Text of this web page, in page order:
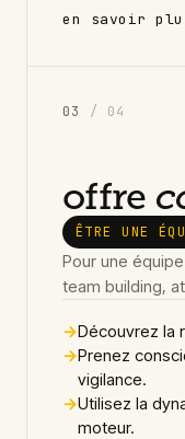
en savoir
03 / 04
offre
ÊTRE UNE
Pour une
team building,
→Découvrez la
→Prenez
vigilance.
→Utilisez la
moteur.